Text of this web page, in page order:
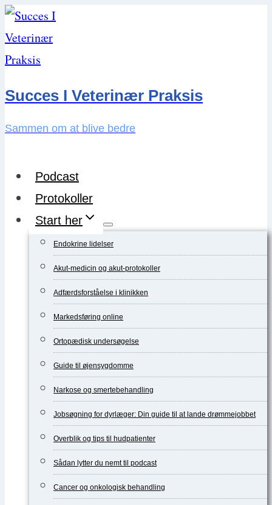
Skip
to
content
Succes I Veterinær Praksis
Sammen om at blive bedre
Podcast
Protokoller
Start her
Endokrine lidelser
Akut-medicin og akut-protokoller
Adfærdsforståelse i klinikken
Markedsføring online
Ortopædisk undersøgelse
Guide til øjensygdomme
Narkose og smertebehandling
Jobsøgning for dyrlæger: Din guide til at lande drømmejobbet
Overblik og tips til hudpatienter
Sådan lytter du nemt til podcast
Cancer og onkologisk behandling